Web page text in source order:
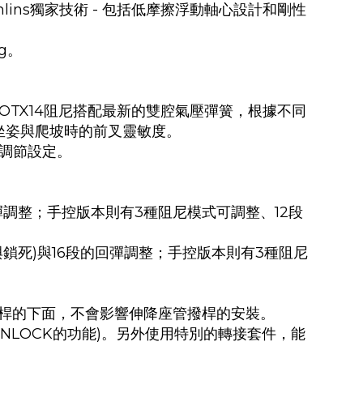
獨家技術 - 包括低摩擦浮動軸心設計和剛性
阻尼搭配最新的雙腔氣壓彈簧，根據不同
與爬坡時的前叉靈敏度。
節設定。
整；手控版本則有3種阻尼模式可調整、12段
死)與16段的回彈調整；手控版本則有3種阻尼
的下面， 不會影響伸降座管撥桿的安裝。
的功能)。另外使用特別的轉接套件，能